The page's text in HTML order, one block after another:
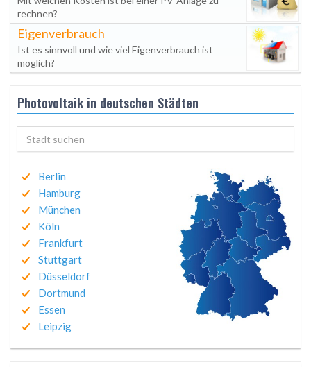
rechnen?
Eigenverbrauch
Ist es sinnvoll und wie viel Eigenverbrauch ist
möglich?
Photovoltaik in deutschen Städten
Berlin
Hamburg
München
Köln
Frankfurt
Stuttgart
Düsseldorf
Dortmund
Essen
Leipzig